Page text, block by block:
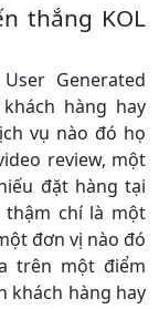
thắng KOL
Generated
hàng hay
vụ nào đó họ
review, một
đặt hàng tại
thậm chí là một
đơn vị nào đó
trên một điểm
khách hàng hay